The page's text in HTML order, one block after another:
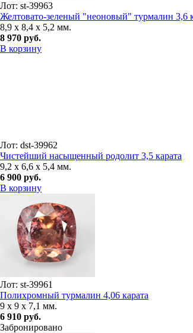
Лот: st-39963
Желтовато-зеленый "неоновый" турмалин 3,6
8,9 x 8,4 x 5,2 мм.
8 970 руб.
В корзину
Лот: dst-39962
Чистейший насыщенный родолит 3,5 карата
9,2 x 6,6 x 5,4 мм.
6 900 руб.
В корзину
Лот: st-39961
Полихромный турмалин 4,06 карата
9 x 9 x 7,1 мм.
6 910 руб.
Забронировано